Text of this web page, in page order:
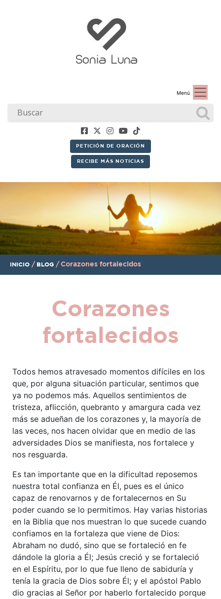
Menú
PETICIÓN DE ORACIÓN
RECIBE MÁS NOTICIAS
INICIO / BLOG / Corazones fortalecidos
Corazones
fortalecidos
Todos hemos atravesado momentos difíciles en los
que, por alguna situación particular, sentimos que
ya no podemos más. Aquellos sentimientos de
tristeza, aflicción, quebranto y amargura cada vez
más se adueñan de los corazones y, la mayoría de
las veces, nos hacen olvidar que en medio de las
adversidades Dios se manifiesta, nos fortalece y
nos resguarda.
Es tan importante que en la dificultad reposemos
nuestra total confianza en Él, pues es el único
capaz de renovarnos y de fortalecernos en Su
poder cuando se lo permitimos. Hay varias historias
en la Biblia que nos muestran lo que sucede cuando
confiamos en la fortaleza que viene de Dios:
Abraham no dudó, sino que se fortaleció en fe
dándole la gloria a Él; Jesús creció y se fortaleció
en el Espíritu, por lo que fue lleno de sabiduría y
tenía la gracia de Dios sobre Él; y el apóstol Pablo
dio gracias al Señor por haberlo fortalecido porque